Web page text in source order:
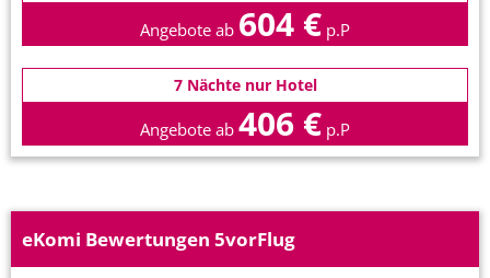
Angebote ab 604 € p.P
7 Nächte nur Hotel
Angebote ab 406 € p.P
eKomi Bewertungen 5vorFlug